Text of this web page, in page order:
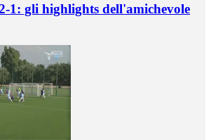
1: gli highlights dell'amichevole